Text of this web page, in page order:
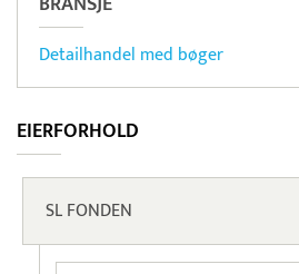
Detailhandel med bøger
EIERFORHOLD
SL FONDEN